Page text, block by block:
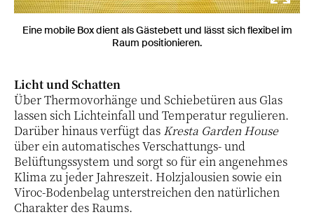
Eine mobile Box dient als Gästebett und lässt sich flexibel im
Raum positionieren.
Licht und Schatten
Über Thermovorhänge und Schiebetüren aus Glas
lassen sich Lichteinfall und Temperatur regulieren.
Darüber hinaus verfügt das Kresta Garden House
über ein automatisches Verschattungs- und
Belüftungssystem und sorgt so für ein angenehmes
Klima zu jeder Jahreszeit. Holzjalousien sowie ein
Viroc-Bodenbelag unterstreichen den natürlichen
Charakter des Raums.